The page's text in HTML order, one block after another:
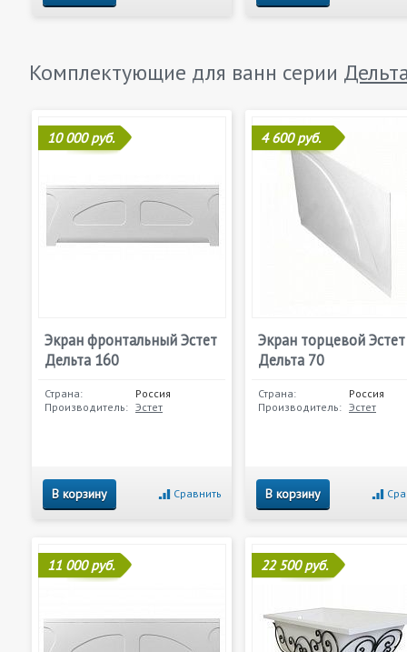
Комплектующие для ванн серии
10 000 руб.
Экран фронтальный Эстет
Дельта 160
Страна:
Россия
Производитель: Эстет
В корзину Сравнить
4 600 руб.
Экран торцевой Эстет
Дельта 70
Страна:
Россия
Производитель: Эстет
В корзину
11 000 руб. 22 500 руб.